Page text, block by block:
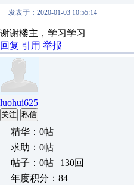
发表于：2020-01-03 10:55:14
谢谢楼主，学习学习
回复 引用 举报
luohui625
关注 私信
精华：0帖
求助：0帖
帖子：0帖 | 130回
年度积分：84